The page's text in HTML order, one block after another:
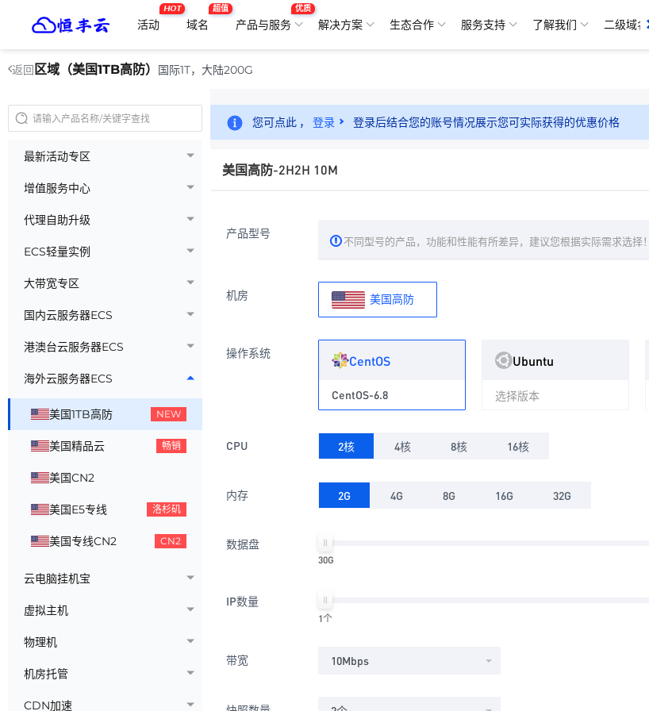
活动
HOT
域名
超值
产品与服务
优质
解决方案 生态合作 服务支持 了解我们 二级域名
返回 区域（美国1TB高防） 国际1T，大陆200G
最新活动专区
增值服务中心
代理自助升级
ECS轻量实例
大带宽专区
国内云服务器ECS
港澳台云服务器ECS
海外云服务器ECS
美国1TB高防 NEW
美国精品云 畅销
美国CN2
美国E5专线 洛杉矶
美国专线CN2 CN2
云电脑挂机宝
虚拟主机
物理机
机房托管
CDN加速
您可点此 ， 登录 登录后结合您的账号情况展示您可实际获得的优惠价格
美国高防-2H2H 10M
产品型号
不同型号的产品，功能和性能有所差异，建议您根据实际需求选择！
机房 美国高防
操作系统 CentOS
CentOS-6.8
Ubuntu
选择版本
CPU 2核 4核 8核 16核
内存 2G 4G 8G 16G 32G
数据盘
30G
IP数量
1个
带宽 10Mbps